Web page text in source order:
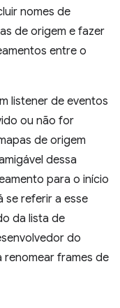
nomes de
de origem e fazer
entre o
listener de eventos
ou não for
de origem
dessa
para o início
referir a esse
da lista de
do
renomear frames de